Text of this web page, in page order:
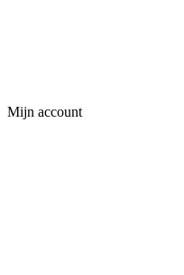
Mijn account